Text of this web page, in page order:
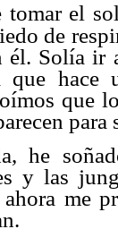
tomar el
de
él. Solía ir
que hace
que
para
he
y las
ahora me